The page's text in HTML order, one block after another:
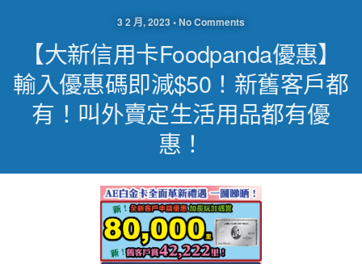
3 2 月, 2023 • No Comments
【大新信用卡foodpanda優惠】
輸入優惠碼即減$50！新舊客戶都
有！叫外賣定生活用品都有優
惠！